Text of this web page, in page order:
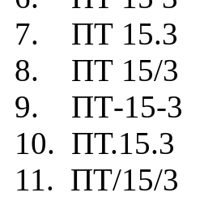
7. ПТ 15.3
8. ПТ 15/3
9. ПТ-15-3
10. ПТ.15.3
11. ПТ/15/3